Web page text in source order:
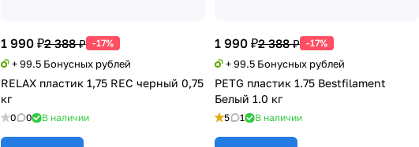
1 990 ₽2 388 ₽ -17%
+ 99.5 Бонусных рублей
RELAX пластик 1,75 REC черный 0,75
кг
0 0 В наличии
1 990 ₽2 388 ₽ -17%
+ 99.5 Бонусных рублей
PETG пластик 1.75 Bestfilament
Белый 1.0 кг
5 1 В наличии